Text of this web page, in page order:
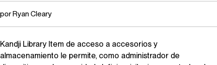
por Ryan Cleary
Kandji Library Item de acceso a accesorios y
almacenamiento le permite, como administrador de